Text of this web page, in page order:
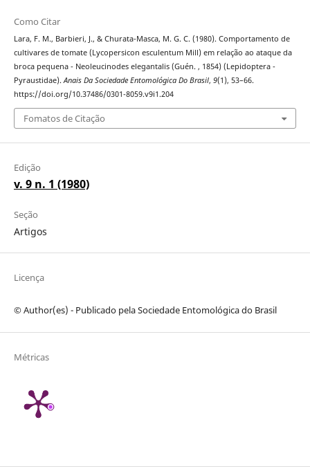
Como Citar
Lara, F. M., Barbieri, J., & Churata-Masca, M. G. C. (1980). Comportamento de
cultivares de tomate (Lycopersicon esculentum Mill) em relação ao ataque da
broca pequena - Neoleucinodes elegantalis (Guén. , 1854) (Lepidoptera -
Pyraustidae).Anais Da Sociedade Entomológica Do Brasil, 9(1), 53–66.
https://doi.org/10.37486/0301-8059.v9i1.204
Fomatos de Citação
Edição
v. 9 n. 1 (1980)
Seção
Artigos
Licença
© Author(es) - Publicado pela Sociedade Entomológica do Brasil
Métricas